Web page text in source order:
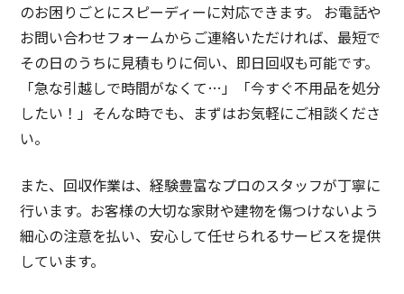
のお困りごとにスピーディーに対応できます。 お電話や
お問い合わせフォームからご連絡いただければ、最短で
その日のうちに見積もりに伺い、即日回収も可能です。
「急な引越しで時間がなくて…」「今すぐ不用品を処分
したい！」そんな時でも、まずはお気軽にご相談くださ
い。
また、回収作業は、経験豊富なプロのスタッフが丁寧に
行います。お客様の大切な家財や建物を傷つけないよう
細心の注意を払い、安心して任せられるサービスを提供
しています。